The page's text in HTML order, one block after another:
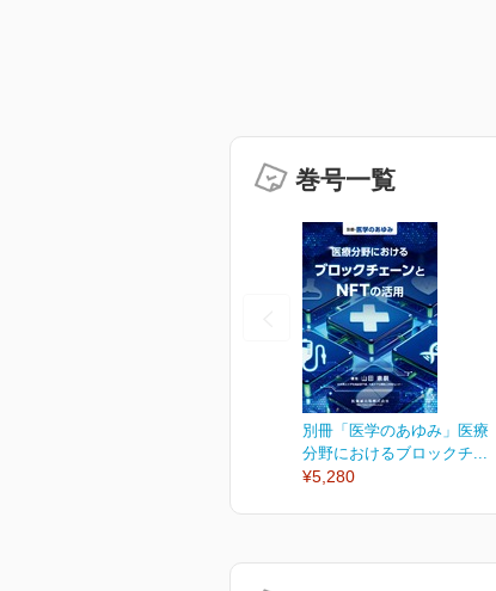
巻号一覧
別冊「医学のあゆみ」医療
分野におけるブロックチ...
¥5,280